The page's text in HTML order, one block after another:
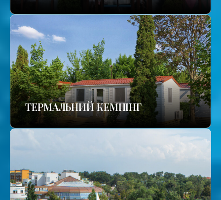
ТЕРМАЛЬНИЙ КЕМПІНГ